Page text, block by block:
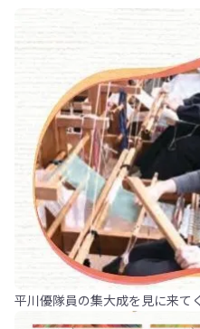
平川優隊員の集大成を見に来て